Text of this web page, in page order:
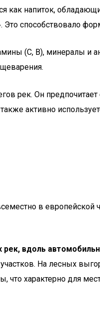
как напиток,
Это способствовало
(C, B), минералы и
рек. Он
активно
в
вдоль
На лесных
характерно для